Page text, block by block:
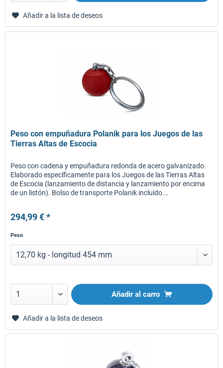
Añadir a la lista de deseos
Peso con empuñadura Polanik para los Juegos de las
Tierras Altas de Escocia
Peso con cadena y empuñadura redonda de acero galvanizado.
Elaborado específicamente para los Juegos de las Tierras Altas
de Escocia (lanzamiento de distancia y lanzamiento por encima
de un listón). Bolso de transporte Polanik incluido...
294,99 € *
Peso
Añadir al carro
Añadir a la lista de deseos